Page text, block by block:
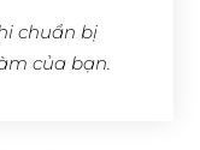
chuẩn bị
của bạn.